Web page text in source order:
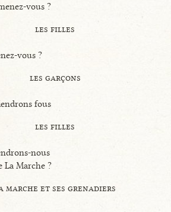
vous ?
les filles
vous ?
les garçons
fous
les filles
nous
La Marche ?
marche et ses grenadiers